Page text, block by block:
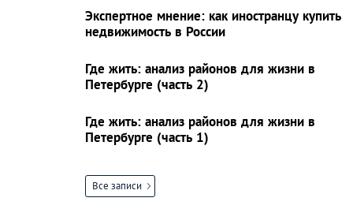
Экспертное мнение: как иностранцу купить
недвижимость в России
Где жить: анализ районов для жизни в
Петербурге (часть 2)
Где жить: анализ районов для жизни в
Петербурге (часть 1)
Все записи